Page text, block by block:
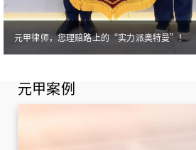
元甲律师，您理赔路上的“实力派奥特曼”！
元甲案例